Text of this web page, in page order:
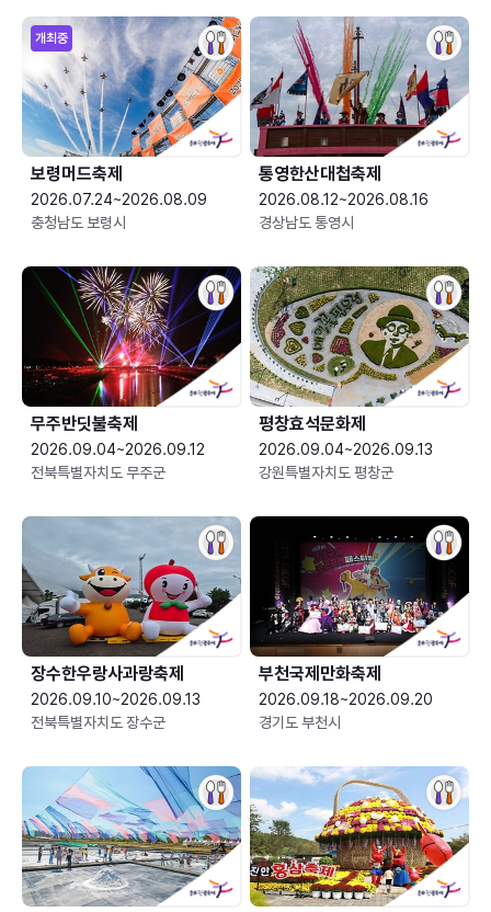
개최중
보령머드축제
2026.07.24~2026.08.09
충청남도 보령시
통영한산대첩축제
2026.08.12~2026.08.16
경상남도 통영시
무주반딧불축제
2026.09.04~2026.09.12
전북특별자치도 무주군
평창효석문화제
2026.09.04~2026.09.13
강원특별자치도 평창군
장수한우랑사과랑축제
2026.09.10~2026.09.13
전북특별자치도 장수군
부천국제만화축제
2026.09.18~2026.09.20
경기도 부천시